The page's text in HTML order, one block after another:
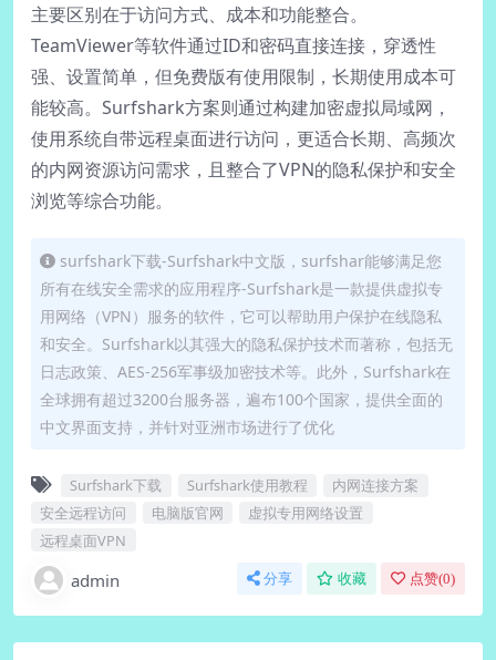
主要区别在于访问方式、成本和功能整合。
TeamViewer等软件通过ID和密码直接连接，穿透性
强、设置简单，但免费版有使用限制，长期使用成本可
能较高。Surfshark方案则通过构建加密虚拟局域网，
使用系统自带远程桌面进行访问，更适合长期、高频次
的内网资源访问需求，且整合了VPN的隐私保护和安全
浏览等综合功能。
surfshark下载-Surfshark中文版，surfshar能够满足您
所有在线安全需求的应用程序-Surfshark是一款提供虚拟专
用网络（VPN）服务的软件，它可以帮助用户保护在线隐私
和安全。Surfshark以其强大的隐私保护技术而著称，包括无
日志政策、AES-256军事级加密技术等。此外，Surfshark在
全球拥有超过3200台服务器，遍布100个国家，提供全面的
中文界面支持，并针对亚洲市场进行了优化
Surfshark下载 Surfshark使用教程
内网连接方案
安全远程访问
电脑版官网
虚拟专用网络设置
远程桌面VPN
admin 分享 收藏 点赞(0)